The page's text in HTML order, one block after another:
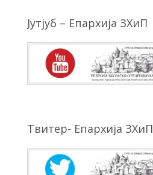
Јутјуб – Епархија ЗХиП
Твитер- Епархија ЗХиП